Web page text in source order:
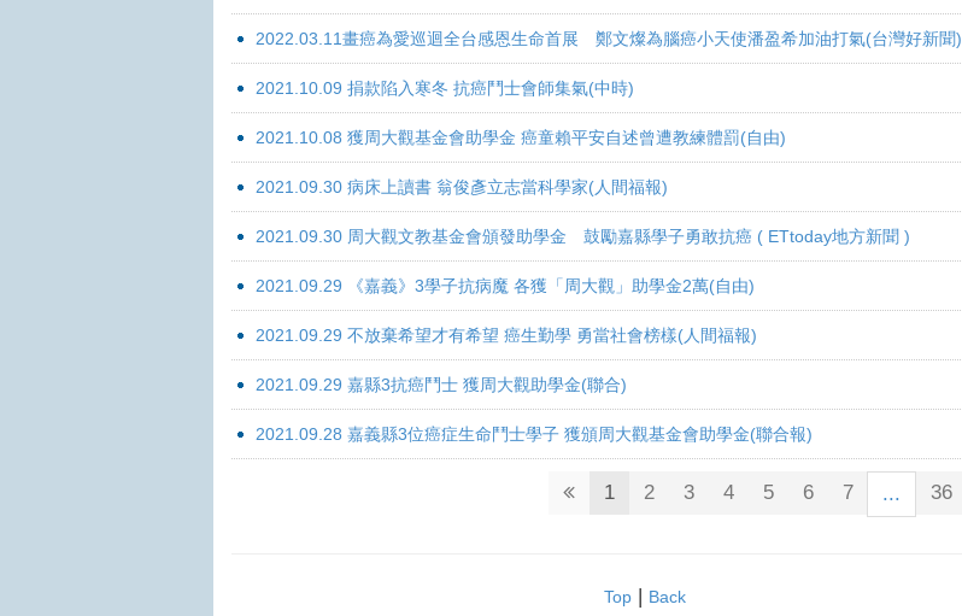
2022.03.11畫癌為愛巡迴全台感恩生命首展 鄭文燦為腦癌小天使潘盈希加油打氣(台灣好新聞)
2021.10.09 捐款陷入寒冬 抗癌鬥士會師集氣(中時)
2021.10.08 獲周大觀基金會助學金 癌童賴平安自述曾遭教練體罰(自由)
2021.09.30 病床上讀書 翁俊彥立志當科學家(人間福報)
2021.09.30 周大觀文教基金會頒發助學金 鼓勵嘉縣學子勇敢抗癌 ( ETtoday地方新聞 )
2021.09.29 《嘉義》3學子抗病魔 各獲「周大觀」助學金2萬(自由)
2021.09.29 不放棄希望才有希望 癌生勤學 勇當社會榜樣(人間福報)
2021.09.29 嘉縣3抗癌鬥士 獲周大觀助學金(聯合)
2021.09.28 嘉義縣3位癌症生命鬥士學子 獲頒周大觀基金會助學金(聯合報)
1 2 3 4 5 6 7 ... 36
Top| Back